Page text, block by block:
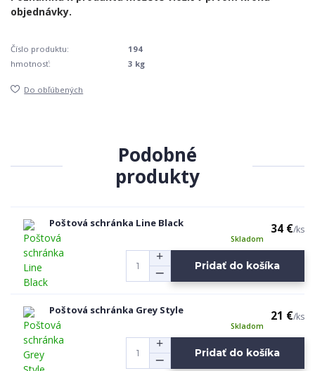
Číslo produktu:
194
hmotnosť:
3 kg
Do obľúbených
Podobné
produkty
Poštová schránka Line Black 34 €/ks
Skladom
Pridať do košíka
Poštová schránka Grey Style 21 €/ks
Skladom
Pridať do košíka